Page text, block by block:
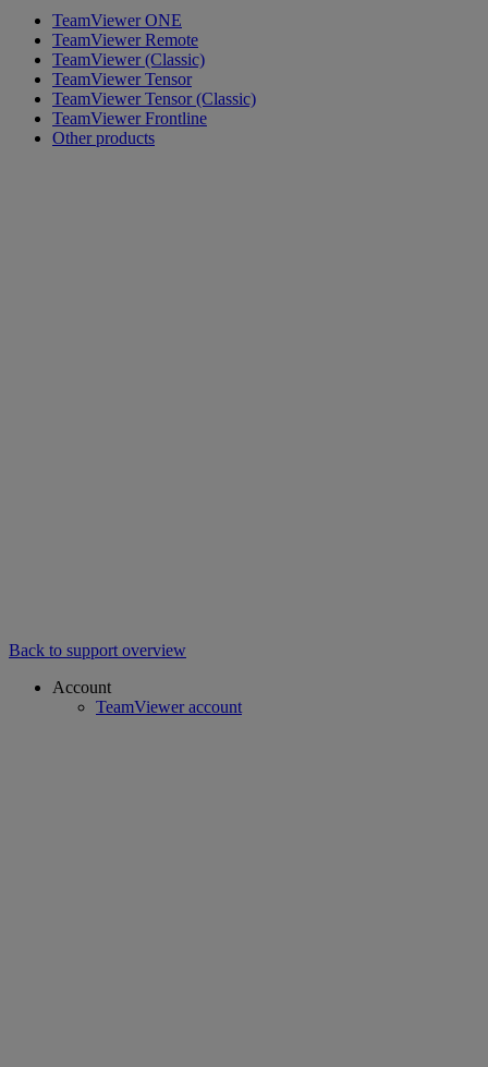
TeamViewer ONE
TeamViewer Remote
TeamViewer (Classic)
TeamViewer Tensor
TeamViewer Tensor (Classic)
TeamViewer Frontline
Other products
Back to support overview
Account
TeamViewer account